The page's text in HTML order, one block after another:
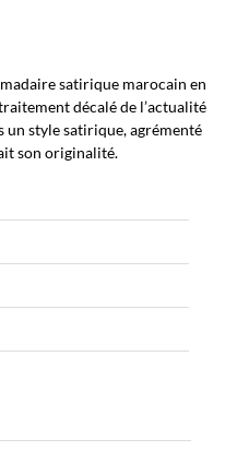
satirique marocain en
décalé de l’actualité
style satirique, agrémenté
son originalité.